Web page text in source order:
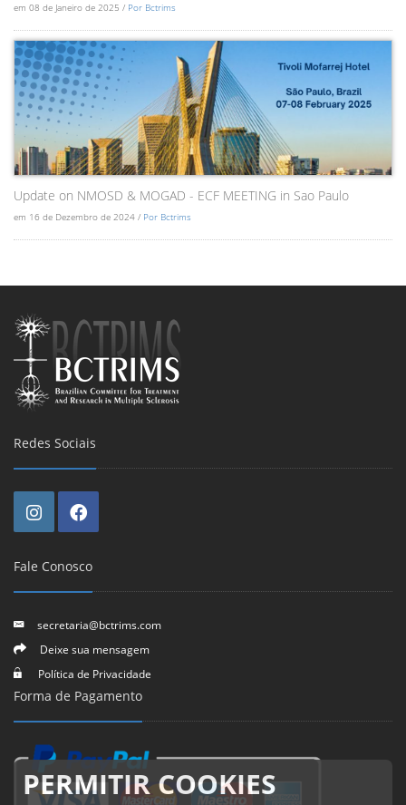
em 08 de Janeiro de 2025 / Por Bctrims
Update on NMOSD & MOGAD - ECF MEETING in Sao Paulo
em 16 de Dezembro de 2024 / Por Bctrims
Redes Sociais
Fale Conosco
secretaria@bctrims.com
Deixe sua mensagem
Política de Privacidade
Forma de Pagamento
PERMITIR COOKIES